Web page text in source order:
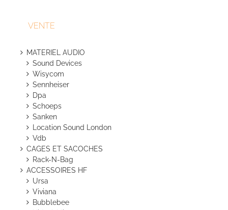
VENTE
MATERIEL AUDIO
Sound Devices
Wisycom
Sennheiser
Dpa
Schoeps
Sanken
Location Sound London
Vdb
CAGES ET SACOCHES
Rack-N-Bag
ACCESSOIRES HF
Ursa
Viviana
Bubblebee